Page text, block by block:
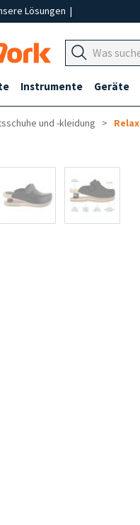
Lösungen |
Instrumente Geräte
und -kleidung